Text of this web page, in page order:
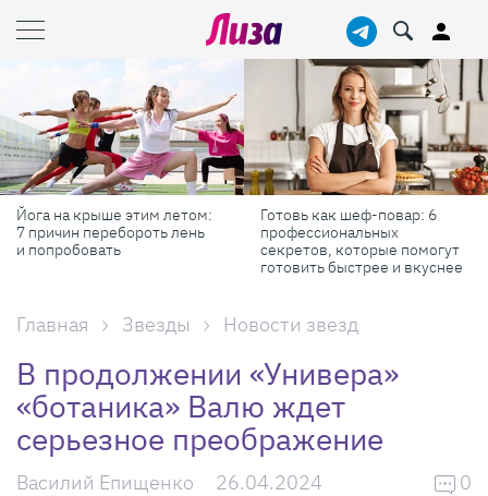
Йога на крыше этим летом:
7 причин перебороть лень
и попробовать
Готовь как шеф-повар: 6
профессиональных
секретов, которые помогут
готовить быстрее и вкуснее
Главная Звезды Новости звезд
В продолжении «Универа»
«ботаника» Валю ждет
серьезное преображение
Василий Епищенко 26.04.2024 0